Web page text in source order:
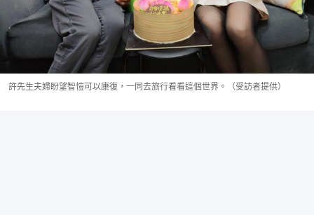
許先生夫婦盼望智愷可以康復，一同去旅行看看這個世界。（受訪者提供）